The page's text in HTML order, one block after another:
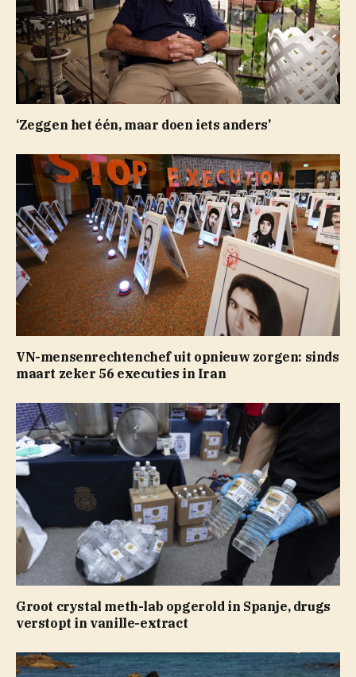
‘Zeggen het één, maar doen iets anders’
VN-mensenrechtenchef uit opnieuw zorgen: sinds
maart zeker 56 executies in Iran
Groot crystal meth-lab opgerold in Spanje, drugs
verstopt in vanille-extract